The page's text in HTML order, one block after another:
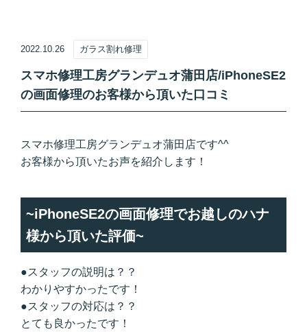
2022.10.26 ガラス割れ修理
スマホ修理工房グランデュオ蒲田店/iPhoneSE2
の画面修理のお客様から頂いた口コミ
スマホ修理工房グランデュオ蒲田店です^^
お客様から頂いたお声を紹介します！
~iPhoneSE2の画面修理でお越しのハナ
様から頂いた評価~
●スタッフの説明は？？
わかりやすかったです！
●スタッフの対応は？？
とても良かったです！